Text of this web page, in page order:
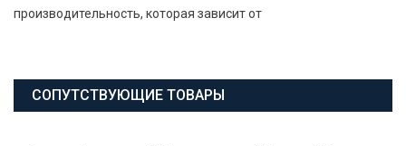
производительность, которая зависит от
СОПУТСТВУЮЩИЕ ТОВАРЫ